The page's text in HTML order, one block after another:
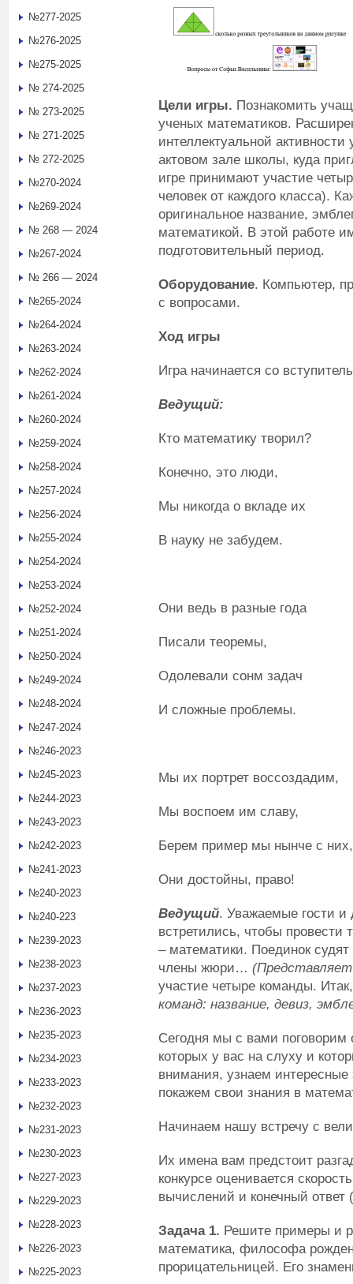
Цели игры. Познакомить
ученых математиков.
интеллектуальной
актовом зале школы, куда
игре принимают участие
человек от каждого класса).
оригинальное название,
математикой. В этой работе
подготовительный период.
Оборудование. Компьютер,
с вопросами.
Ход игры
Игра начинается со
Ведущий:
Кто математику творил?
Конечно, это люди,
Мы никогда о вкладе их
В науку не забудем.
Они ведь в разные года
Писали теоремы,
Одолевали сонм задач
И сложные проблемы.
Мы их портрет воссоздадим,
Мы воспоем им славу,
Берем пример мы нынче с них,
Они достойны, право!
Ведущий. Уважаемые гости и
встретились, чтобы провести
– математики. Поединок
члены жюри…
участие четыре команды.
команд: название, девиз,
Сегодня мы с вами поговорим
которых у вас на слуху и
внимания, узнаем
покажем свои знания в
Начинаем нашу встречу с
Их имена вам предстоит
конкурсе оценивается
вычислений и конечный
Задача 1. Решите примеры и
математика, философа
прорицательницей. Его
№277-2025
№276-2025
№275-2025
№ 274-2025
№ 273-2025
№ 271-2025
№ 272-2025
№270-2024
№269-2024
№ 268 — 2024
№267-2024
№ 266 — 2024
№265-2024
№264-2024
№263-2024
№262-2024
№261-2024
№260-2024
№259-2024
№258-2024
№257-2024
№256-2024
№255-2024
№254-2024
№253-2024
№252-2024
№251-2024
№250-2024
№249-2024
№248-2024
№247-2024
№246-2023
№245-2023
№244-2023
№243-2023
№242-2023
№241-2023
№240-2023
№240-223
№239-2023
№238-2023
№237-2023
№236-2023
№235-2023
№234-2023
№233-2023
№232-2023
№231-2023
№230-2023
№227-2023
№229-2023
№228-2023
№226-2023
№225-2023